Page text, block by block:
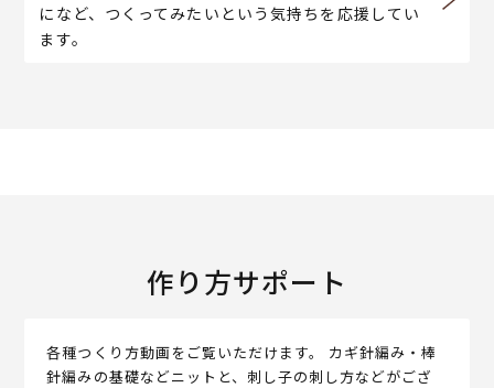
になど、つくってみたいという気持ちを応援してい
ます。
作り方サポート
各種つくり方動画をご覧いただけます。 カギ針編み・棒
針編みの基礎などニットと、刺し子の刺し方などがござ